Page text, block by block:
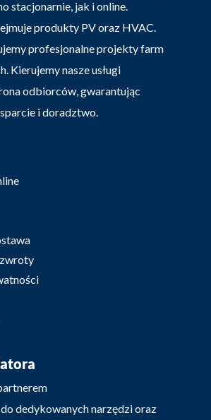
stacjonarnie, jak i online.
produkty PV oraz HVAC.
profesjonalne projekty farm
Kierujemy nasze usługi
odbiorców, gwarantując
i doradztwo.
dedykowanych narzędzi oraz